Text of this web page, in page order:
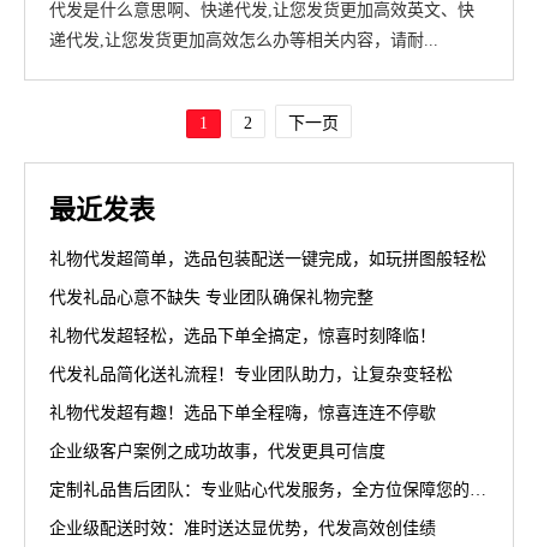
代发是什么意思啊、快递代发,让您发货更加高效英文、快
递代发,让您发货更加高效怎么办等相关内容，请耐...
1 2 下一页
最近发表
礼物代发超简单，选品包装配送一键完成，如玩拼图般轻松
代发礼品心意不缺失 专业团队确保礼物完整
礼物代发超轻松，选品下单全搞定，惊喜时刻降临！
代发礼品简化送礼流程！专业团队助力，让复杂变轻松
礼物代发超有趣！选品下单全程嗨，惊喜连连不停歇
企业级客户案例之成功故事，代发更具可信度
定制礼品售后团队：专业贴心代发服务，全方位保障您的权益
企业级配送时效：准时送达显优势，代发高效创佳绩